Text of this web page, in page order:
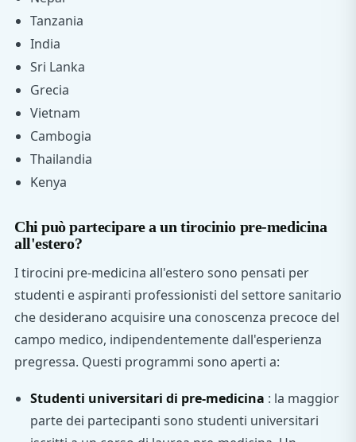
Tanzania
India
Sri Lanka
Grecia
Vietnam
Cambogia
Thailandia
Kenya
Chi può partecipare a un tirocinio pre-medicina
all'estero?
I tirocini pre-medicina all'estero sono pensati per
studenti e aspiranti professionisti del settore sanitario
che desiderano acquisire una conoscenza precoce del
campo medico, indipendentemente dall'esperienza
pregressa. Questi programmi sono aperti a:
Studenti universitari di pre-medicina : la maggior
parte dei partecipanti sono studenti universitari